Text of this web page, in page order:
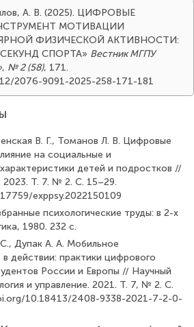
А. В. (2025). ЦИФРОВЫЕ
МОТИВАЦИИ
ФИЗИЧЕСКОЙ АКТИВНОСТИ:
СПОРТА» Вестник МГПУ
, № 2 (58), 171.
2076-9091-2025-258-171-181
В. Г., Томанов Л. В. Цифровые
на социальные и
детей и подростков //
2023. Т. 7. № 2. С. 15–29.
exppsy.2022150109
психологические труды: в 2-х
1980. 232 с.
Дупак А. А. Мобильное
действии: практики цифрового
России и Европы // Научный
и управление. 2021. Т. 7, № 2. С.
10.18413/2408-9338-2021-7-2-0-